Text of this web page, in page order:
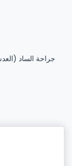
جراحة الساد